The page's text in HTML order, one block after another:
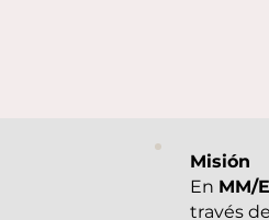
Misión
En MM/
través